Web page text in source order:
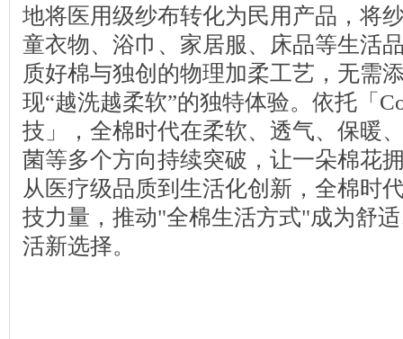
地将医用级纱布转化为民用产品，将
童衣物、浴巾、家居服、床品等生活
质好棉与独创的物理加柔工艺，无需
现“越洗越柔软”的独特体验。依托「
技」，全棉时代在柔软、透气、保暖
菌等多个方向持续突破，让一朵棉花
从医疗级品质到生活化创新，全棉时
技力量，推动"全棉生活方式"成为舒
活新选择。